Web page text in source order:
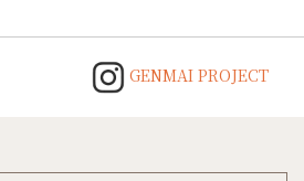
GENMAI PROJECT